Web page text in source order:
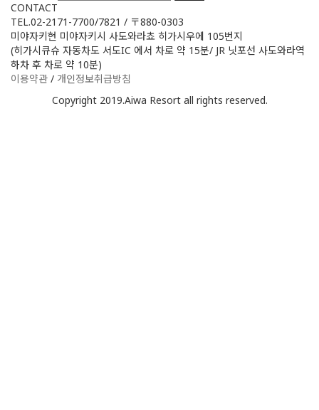
CONTACT
TEL.02-2171-7700/7821 / 〒880-0303
미야자키현 미야자키시 사도와라쵸 히가시우에 105번지
(히가시큐슈 자동차도 서도IC 에서 차로 약 15분/ JR 닛포선 사도와라역
하차 후 차로 약 10분)
이용약관 / 개인정보취급방침
Copyright 2019.Aiwa Resort all rights reserved.